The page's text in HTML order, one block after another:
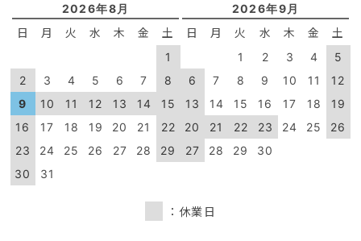
2026年8月
日 月 火 水 木 金 土
1
2
3 4 5 6 7
8
9
10 11 12 13 14
15
16
17 18 19 20 21
22
23
24 25 26 27 28
29
30
31
2026年9月
日 月 火 水 木 金 土
1 2 3 4
5
6
7 8 9 10 11
12
13
14 15 16 17 18
19
20
21 22 23 24 25
26
27
28 29 30
：休業日